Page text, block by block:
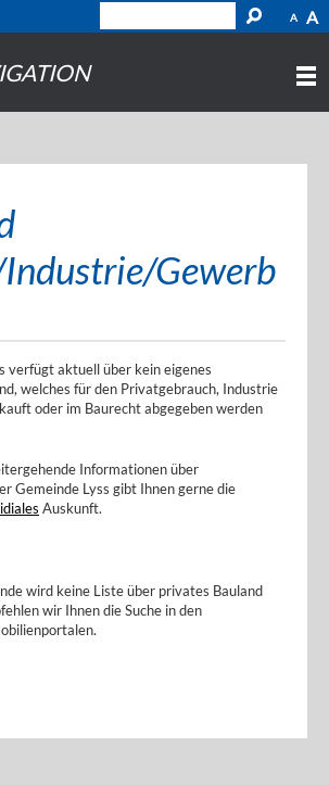
A A
Gewerb
verfügt aktuell über kein eigenes
welches für den Privatgebrauch, Industrie
oder im Baurecht abgegeben werden
Informationen über
Gemeinde Lyss gibt Ihnen gerne die
Auskunft.
wird keine Liste über privates Bauland
wir Ihnen die Suche in den